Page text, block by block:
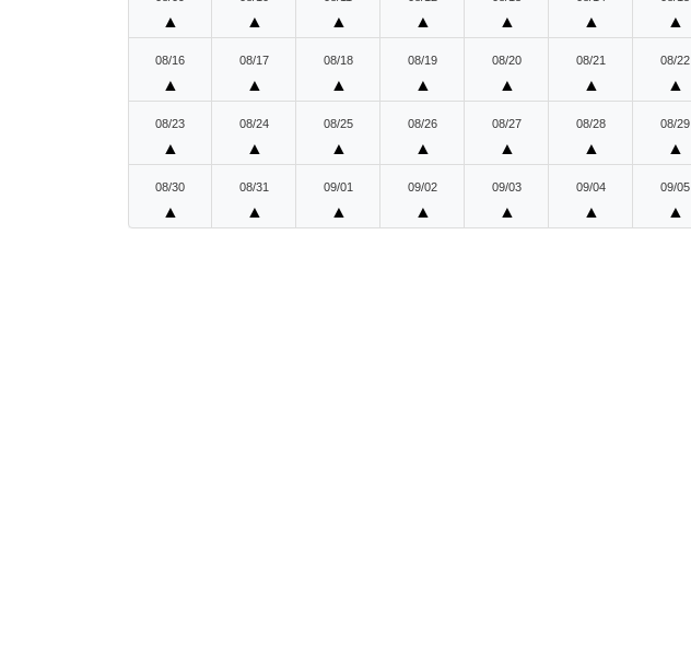
▲ ▲ ▲ ▲ ▲ ▲ ▲
08/16
▲
08/17
▲
08/18
▲
08/19
▲
08/20
▲
08/21
▲
08/22
▲
08/23
▲
08/24
▲
08/25
▲
08/26
▲
08/27
▲
08/28
▲
08/29
▲
08/30
▲
08/31
▲
09/01
▲
09/02
▲
09/03
▲
09/04
▲
09/05
▲